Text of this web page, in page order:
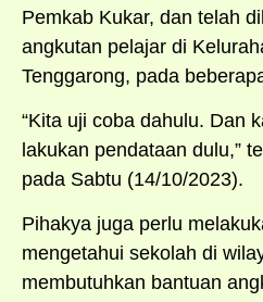
Pemkab Kukar, dan telah
angkutan pelajar di
Tenggarong, pada
“Kita uji coba dahulu. Dan
lakukan pendataan dulu,”
pada Sabtu (14/10/2023).
Pihakya juga perlu
mengetahui sekolah di
membutuhkan bantuan